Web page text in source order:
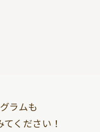
ラムも
ください！